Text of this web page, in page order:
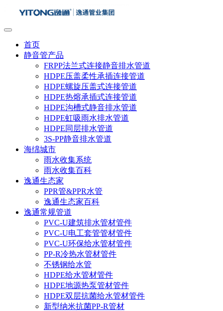
首页
静音管产品
FRPP法兰式连接静音排水管道
HDPE压盖柔性承插连接管道
HDPE螺旋压盖式连接管道
HDPE热熔承插式连接管道
HDPE沟槽式静音排水管道
HDPE虹吸雨水排水管道
HDPE同层排水管道
3S-PP静音排水管道
海绵城市
雨水收集系统
雨水收集百科
逸通生态家
PPR管&PPR水管
逸通生态家百科
逸通常规管道
PVC-U建筑排水管材管件
PVC-U电工套管管材管件
PVC-U环保给水管材管件
PP-R冷热水管材管件
不锈钢给水管
HDPE给水管材管件
HDPE地源热泵管材管件
HDPE双层抗菌给水管材管件
新型纳米抗菌PP-R管材